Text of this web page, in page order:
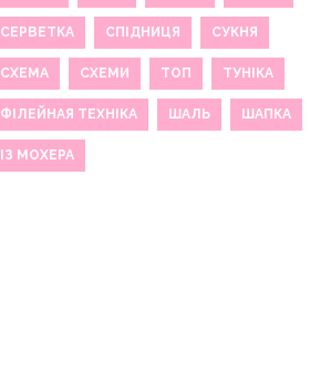
СЕРВЕТКА СПІДНИЦЯ СУКНЯ
СХЕМА СХЕМИ ТОП ТУНІКА
ФІЛЕЙНАЯ ТЕХНІКА ШАЛЬ ШАПКА
ІЗ МОХЕРА